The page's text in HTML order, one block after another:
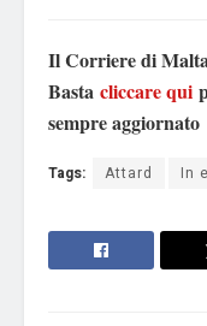
Il Corriere di
Basta cliccare qui
sempre aggiornato
Tags: Attard In